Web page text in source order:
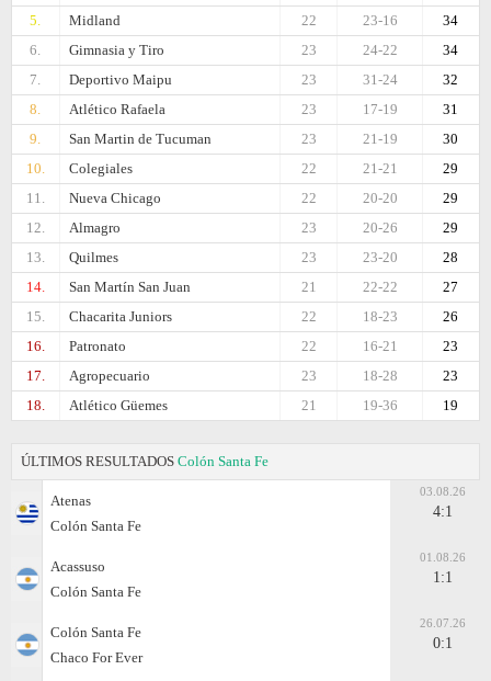
5.
Midland 34
23-16
22
6.
Gimnasia y Tiro 34
24-22
23
7.
Deportivo Maipu 32
31-24
23
8.
Atlético Rafaela 31
17-19
23
9.
San Martin de Tucuman 30
21-19
23
10.
Colegiales 29
21-21
22
11.
Nueva Chicago 29
20-20
22
12.
Almagro 29
20-26
23
13.
Quilmes 28
23-20
23
14.
San Martín San Juan 27
22-22
21
15.
Chacarita Juniors 26
18-23
22
16.
Patronato 23
16-21
22
17.
Agropecuario 23
18-28
23
18.
Atlético Güemes 19
19-36
21
ÚLTIMOS RESULTADOS Colón Santa Fe
Atenas
Colón Santa Fe
03.08.26
4:1
Acassuso
Colón Santa Fe
01.08.26
1:1
Colón Santa Fe
Chaco For Ever
26.07.26
0:1